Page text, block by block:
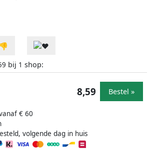
bij 1 shop:
€ 60
volgende dag in huis
8,59 Bestel »